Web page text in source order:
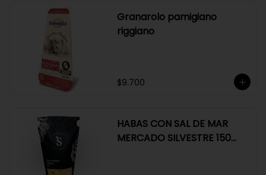
Granarolo pamigiano
riggiano
$9.700
HABAS CON SAL DE MAR
MERCADO SILVESTRE 150